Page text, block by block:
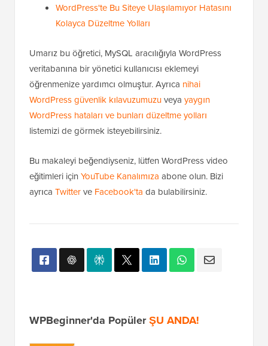
WordPress'te Bu Siteye Ulaşılamıyor Hatasını
Kolayca Düzeltme Yolları
Umarız bu öğretici, MySQL aracılığıyla WordPress
veritabanına bir yönetici kullanıcısı eklemeyi
öğrenmenize yardımcı olmuştur. Ayrıca nihai
WordPress güvenlik kılavuzumuzuveya yaygın
WordPress hataları ve bunları düzeltme yolları
listemizi de görmek isteyebilirsiniz.
Bu makaleyi beğendiyseniz, lütfen WordPress video
eğitimleri için YouTube Kanalımıza abone olun. Bizi
ayrıca Twitterve Facebook'ta da bulabilirsiniz.
WPBeginner'da PopülerŞU ANDA!